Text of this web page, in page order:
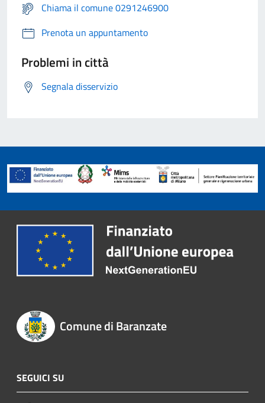
Chiama il comune 0291246900
Prenota un appuntamento
Problemi in città
Segnala disservizio
Comune di Baranzate
SEGUICI SU